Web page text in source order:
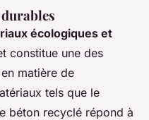
écologiques et
constitue une des
matière de
tels que le
béton recyclé répond à